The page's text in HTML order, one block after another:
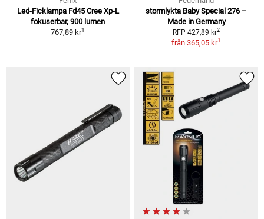
Led-Ficklampa Fd45 Cree Xp-L
fokuserbar, 900 lumen
767,89 kr1
stormlykta Baby Special 276 –
Made in Germany
RFP 427,89 kr2
från 365,05 kr1